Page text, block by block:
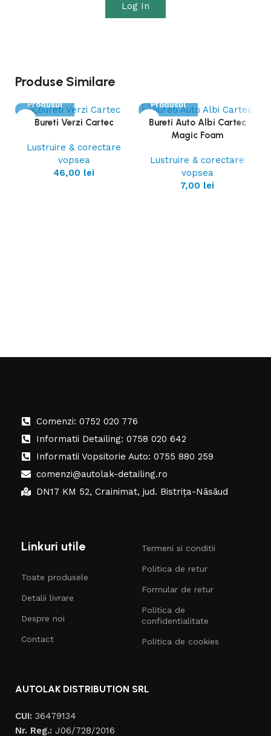
Log In
Produse Similare
Produsul
Bureti Verzi Cartec
Lustruire & corectare
vopsea
46,00 lei
Produsul
Bureti Auto Albi Cartec
Magic Foam
Lustruire & corectare
vopsea
7,00 lei
Comenzi: 0752 020 776
Informatii Detailing: 0758 020 642
Informatii Vopsitorie Auto: 0755 880 259
comenzi@autolak-detailing.ro
DN17 KM 52, Crainimat, jud. Bistrița-Năsăud
Linkuri utile
Toate produsele
Detalii livrare
Despre noi
Contact
Termeni si conditii
Politica de retur
Formular de retur
Politica de
confidentialitate
Politica de cookies
AUTOLAK DISTRIBUTION SRL
CUI: 36479134
Nr. Reg.: J06/728/2016